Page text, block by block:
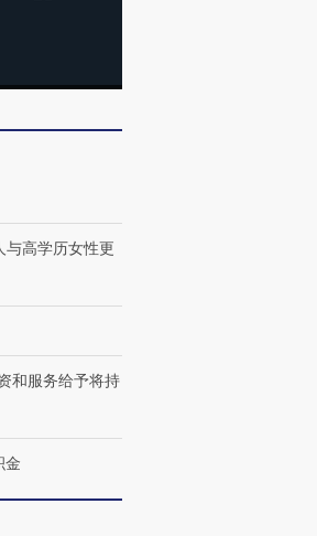
与高学历女性更
和服务给予将持
金